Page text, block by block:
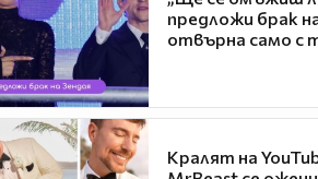
предложи брак
отвърна само с
Кралят на